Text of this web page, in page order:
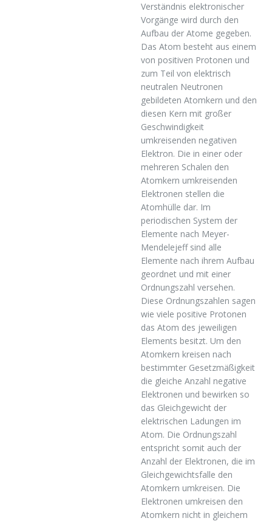
Verständnis elektronischer
Vorgänge wird durch den
Aufbau der Atome gegeben.
Das Atom besteht aus einem
von positiven Protonen und
zum Teil von elektrisch
neutralen Neutronen
gebildeten Atomkern und den
diesen Kern mit großer
Geschwindigkeit
umkreisenden negativen
Elektron. Die in einer oder
mehreren Schalen den
Atomkern umkreisenden
Elektronen stellen die
Atomhülle dar. Im
periodischen System der
Elemente nach Meyer-
Mendelejeff sind alle
Elemente nach ihrem Aufbau
geordnet und mit einer
Ordnungszahl versehen.
Diese Ordnungszahlen sagen
wie viele positive Protonen
das Atom des jeweiligen
Elements besitzt. Um den
Atomkern kreisen nach
bestimmter Gesetzmäßigkeit
die gleiche Anzahl negative
Elektronen und bewirken so
das Gleichgewicht der
elektrischen Ladungen im
Atom. Die Ordnungszahl
entspricht somit auch der
Anzahl der Elektronen, die im
Gleichgewichtsfalle den
Atomkern umkreisen. Die
Elektronen umkreisen den
Atomkern nicht in gleichem